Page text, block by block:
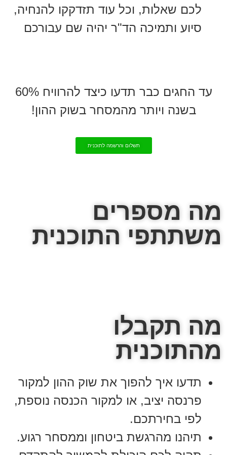
לכם שאלות, וכל עוד תזדקקו להנחיה,
סיוע ותמיכה הד"ר יהיה שם עבורכם
עד החגים כבר תדעו כיצד להרוויח 60%
בשנה ויותר מהמסחר בשוק ההון!
תשלום והרשמה לתוכנית
מה מספרים
משתתפי התוכנית
מה תקבלו
מהתוכנית
תדעו איך להפוך את שוק ההון למקור
פרנסה יציב, או למקור הכנסה נוספת,
לפי בחירתכם.
תיהנו מהרגשת ביטחון וממסחר רגוע.